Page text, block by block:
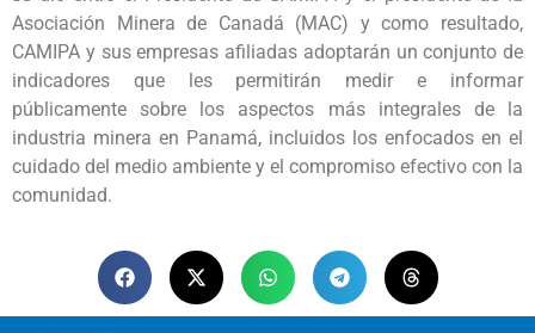
Asociación Minera de Canadá (MAC) y como resultado,
CAMIPA y sus empresas afiliadas adoptarán un conjunto de
indicadores que les permitirán medir e informar
públicamente sobre los aspectos más integrales de la
industria minera en Panamá, incluidos los enfocados en el
cuidado del medio ambiente y el compromiso efectivo con la
comunidad.